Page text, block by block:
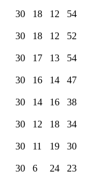
30 18 12 54
30 18 12 52
30 17 13 54
30 16 14 47
30 14 16 38
30 12 18 34
30 11 19 30
30 6 24 23